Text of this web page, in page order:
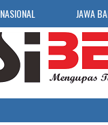
NASIONAL JAWA